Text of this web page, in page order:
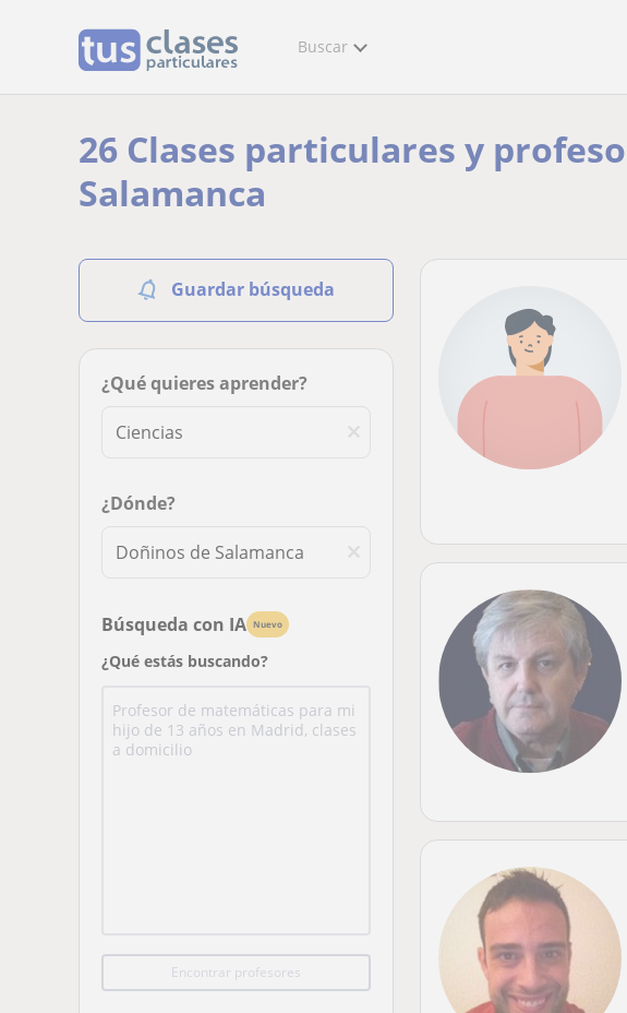
Buscar
26 Clases particulares y
Salamanca
Guardar búsqueda
¿Qué quieres aprender?
¿Dónde?
Búsqueda con IA Nuevo
¿Qué estás buscando?
Encontrar profesores